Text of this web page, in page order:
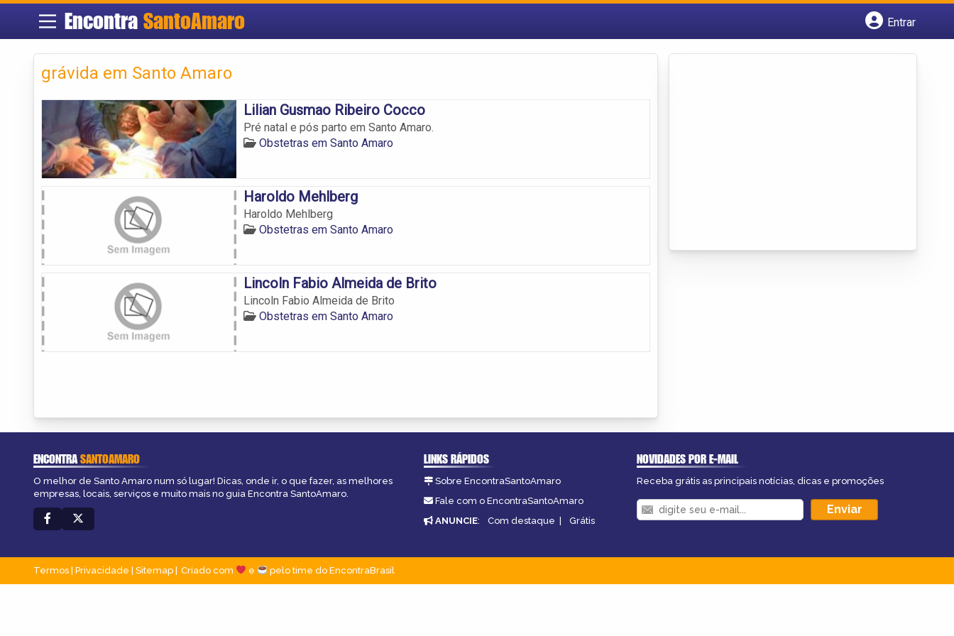
Encontra SantoAmaro
Entrar
grávida em Santo Amaro
Lilian Gusmao Ribeiro Cocco
Pré natal e pós parto em Santo Amaro.
Obstetras em Santo Amaro
Haroldo Mehlberg
Haroldo Mehlberg
Obstetras em Santo Amaro
Lincoln Fabio Almeida de Brito
Lincoln Fabio Almeida de Brito
Obstetras em Santo Amaro
ENCONTRASANTOAMARO
O melhor de Santo Amaro num só lugar! Dicas, onde ir, o que fazer, as melhores
empresas, locais, serviços e muito mais no guia Encontra SantoAmaro.
LINKS RÁPIDOS
Sobre EncontraSantoAmaro
Fale com o EncontraSantoAmaro
ANUNCIE: Com destaque | Grátis
NOVIDADES POR E-MAIL
Receba grátis as principais notícias, dicas e promoções
Termos Privacidade Sitemap Criado com e pelo time do EncontraBrasil